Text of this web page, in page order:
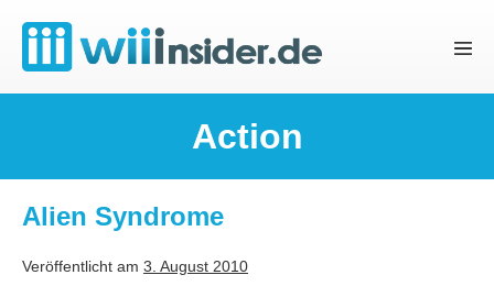
Inhalt
springen
Action
Alien Syndrome
Veröffentlicht am 3. August 2010